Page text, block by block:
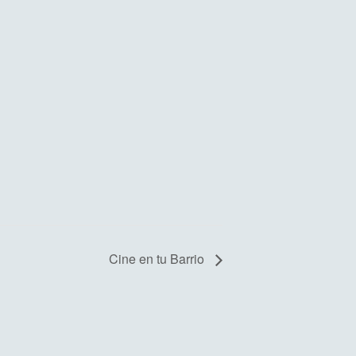
Cine en tu Barrio